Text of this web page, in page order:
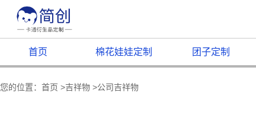
首页 棉花娃娃定制 团子定制
您的位置： 首页 >吉祥物 >公司吉祥物